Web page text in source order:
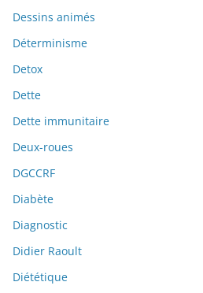
Dessins animés
Déterminisme
Detox
Dette
Dette immunitaire
Deux-roues
DGCCRF
Diabète
Diagnostic
Didier Raoult
Diététique